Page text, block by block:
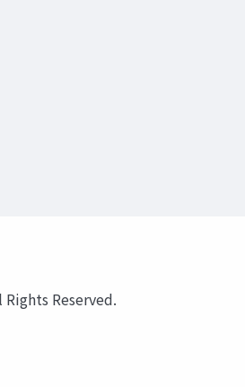
Reserved.